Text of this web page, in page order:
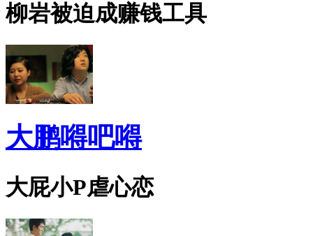
柳岩被迫成赚钱工具
大鹏嘚吧嘚
大屁小P虐心恋